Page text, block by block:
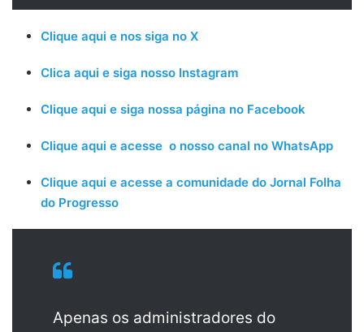
Clique aqui e nos siga no X
Clica aqui e siga nosso Instagram
Clique aqui e siga nossa página no Facebook
Clique aqui e acesse o nosso canal no WhatsApp
Clique aqui e acesse a comunidade do Jornal Folha
do Progresso
Apenas os administradores do